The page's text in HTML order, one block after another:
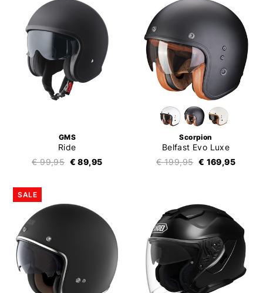
GMS
Ride
€ 99,95 € 89,95
Scorpion
Belfast Evo Luxe
€ 199,95 € 169,95
SALE